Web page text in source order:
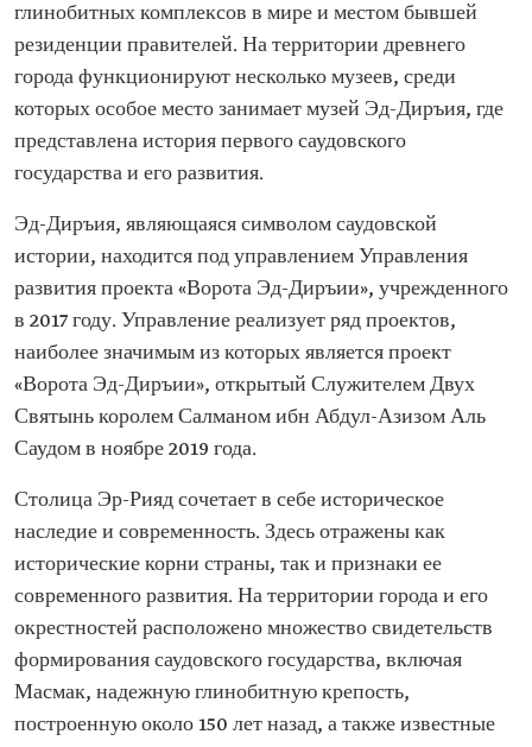
глинобитных комплексов в мире и местом бывшей
резиденции правителей. На территории древнего
города функционируют несколько музеев, среди
которых особое место занимает музей Эд-Диръия, где
представлена история первого саудовского
государства и его развития.
Эд-Диръия, являющаяся символом саудовской
истории, находится под управлением Управления
развития проекта «Ворота Эд-Диръии», учрежденного
в 2017 году. Управление реализует ряд проектов,
наиболее значимым из которых является проект
«Ворота Эд-Диръии», открытый Служителем Двух
Святынь королем Салманом ибн Абдул-Азизом Аль
Саудом в ноябре 2019 года.
Столица Эр-Рияд сочетает в себе историческое
наследие и современность. Здесь отражены как
исторические корни страны, так и признаки ее
современного развития. На территории города и его
окрестностей расположено множество свидетельств
формирования саудовского государства, включая
Масмак, надежную глинобитную крепость,
построенную около 150 лет назад, а также известные